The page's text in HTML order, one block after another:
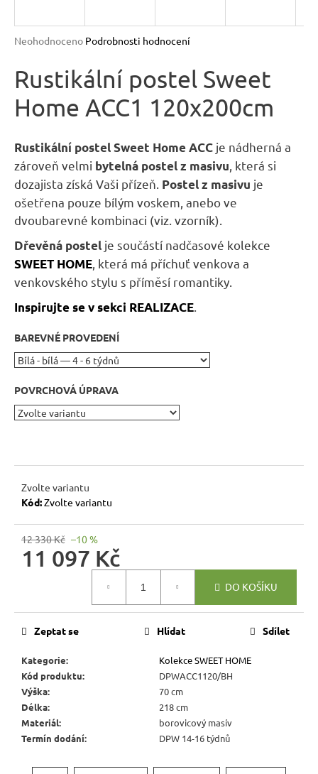
Průměrné
produktu
je
0,0
z
hvězdiček.
Neohodnoceno Podrobnosti hodnocení
Rustikální postel Sweet
Home ACC1 120x200cm
Rustikální postel Sweet Home ACC je nádherná a
zároveň velmi bytelná postel z masivu , která si
dozajista získá Vaši přízeň. Postel z masivu je
ošetřena pouze bílým voskem, anebo ve
dvoubarevné kombinaci (viz. vzorník).
Dřevěná postel je součástí nadčasové kolekce
SWEET HOME , která má příchuť venkova a
venkovského stylu s příměsí romantiky.
Inspirujte se v sekci REALIZACE
BAREVNÉ PROVEDENÍ
POVRCHOVÁ ÚPRAVA
Zvolte variantu
Kód:Zvolte variantu
12 330 Kč –10 %
11 097 Kč
DO KOŠÍKU
Kategorie:
Kolekce SWEET HOME
Kód produktu:
DPWACC1120/BH
Výška:
70 cm
Délka:
218 cm
Materiál:
borovicový masív
Termín dodání: DPW 14-16 týdnů
Zeptat se Hlídat Sdílet
A
a
í
t
?
HLEDAT
D
o
p
o
u
č
j
e
m
RUSTIKÁLNÍ
ŽIDLE
MEXICANA
SIL22
403
Kč